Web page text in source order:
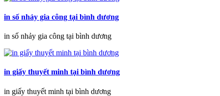
in số nhảy gia công tại bình dương
in số nhảy gia công tại bình dương
in giấy thuyết minh tại bình dương
in giấy thuyết minh tại bình dương